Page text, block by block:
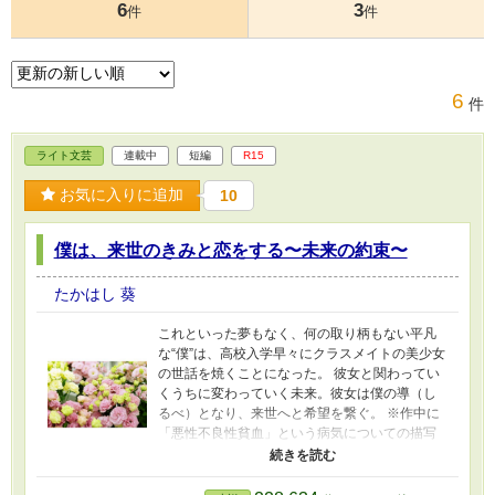
6件 3件
6 件
ライト文芸 連載中 短編 R15
お気に入りに追加 10
僕は、来世のきみと恋をする〜未来の約束〜
たかはし 葵
これといった夢もなく、何の取り柄もない平凡
な“僕”は、高校入学早々にクラスメイトの美少女
の世話を焼くことになった。 彼女と関わってい
くうちに変わっていく未来。彼女は僕の導（し
るべ）となり、来世へと希望を繋ぐ。 ※作中に
「悪性不良性貧血」という病気についての描写
があります。不快に思われる方、地雷な方はお
読みにならないことをお勧めします。 ※同じお